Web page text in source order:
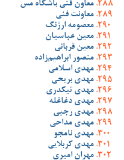
معاون فنی باشگاه مس
معاونت فنی
معصومه ارژنگ
معین عباسیان
معین قربانی
منصور ابراهیم‌زاده
مهدی اسلامی
مهدی بریحی
مهدی تیکدری
مهدی دغاغله
مهدی رجبی
مهدی مداحی
مهدی نامجو
مهدی کربلایی
مهران امیری